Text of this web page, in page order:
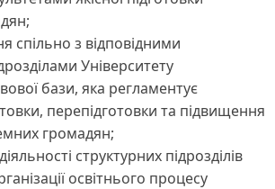
спільно з відповідними
Університету
бази, яка регламентує
перепідготовки та підвищення
громадян;
структурних підрозділів
освітнього процесу